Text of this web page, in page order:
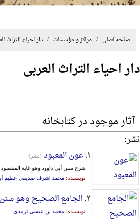
صفحه اصلی / مراکز و مؤسسات / دار احیاء التراث
دار احیاء التراث العربی
آثار موجود در کتابخانه
نشر:
۱. عون المعبود (نشر)
شرح سنن أبی داوود وهو غایة
نویسنده: محمد اشرف صدیقی عظیم
۲. الجامع الصحیح وهو
نویسنده: محمد بن عیسی ترمذی